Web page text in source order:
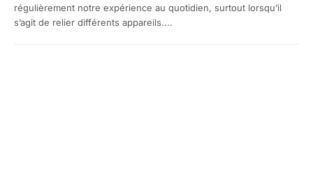
régulièrement notre expérience au quotidien, surtout lorsqu’il
s’agit de relier différents appareils....